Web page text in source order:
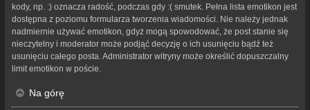
kody, np. :) oznacza radość, podczas gdy :( smutek. Pełna lista emotikon jest
dostępna z poziomu formularza tworzenia wiadomości. Nie należy jednak
nadmiernie używać emotikon, gdyż mogą spowodować, że post stanie się
nieczytelny i moderator może podjąć decyzję o ich usunięciu bądź też
usunięciu całego posta. Administrator witryny może określić dopuszczalny
limit emotikon w poście.
Na górę